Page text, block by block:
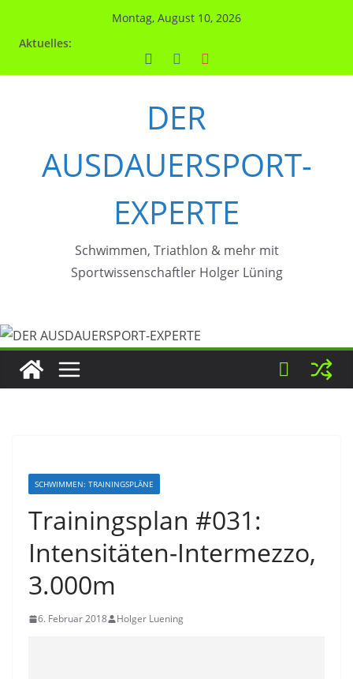
Montag, August 10, 2026
Aktuelles:
DER
AUSDAUERSPORT-
EXPERTE
Schwimmen, Triathlon & mehr mit
Sportwissenschaftler Holger Lüning
SCHWIMMEN: TRAININGSPLÄNE
Trainingsplan #031:
Intensitäten-Intermezzo,
3.000m
6. Februar 2018 Holger Luening